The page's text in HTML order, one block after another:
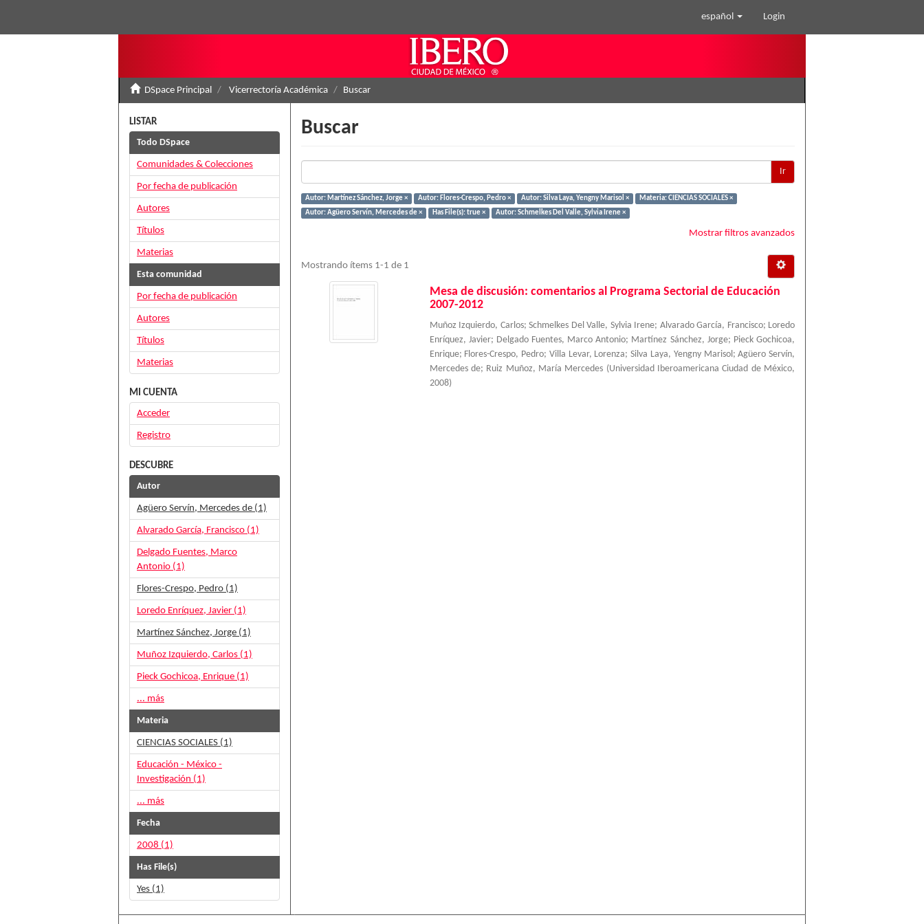
español Login
DSpace Principal Vicerrectoría Académica Buscar
Buscar
Ir
Autor: Martínez Sánchez, Jorge × Autor: Flores-Crespo, Pedro × Autor: Silva Laya, Yengny Marisol ×
Materia: CIENCIAS SOCIALES ×
Autor: Agüero Servín, Mercedes de ×
Has File(s): true × Autor: Schmelkes Del Valle, Sylvia Irene ×
Mostrar filtros avanzados
Mostrando ítems 1-1 de 1
Mesa de discusión: comentarios al Programa Sectorial de Educación
2007-2012
Muñoz Izquierdo, Carlos;Schmelkes Del Valle, Sylvia Irene; Alvarado García, Francisco; Loredo
Enríquez, Javier; Delgado Fuentes, Marco Antonio; Martínez Sánchez, Jorge; Pieck Gochicoa,
Enrique; Flores-Crespo, Pedro; Villa Levar, Lorenza;Silva Laya, Yengny Marisol ;Agüero Servín,
Mercedes de; Ruiz Muñoz, María Mercedes (Universidad Iberoamericana Ciudad de México,
2008)
LISTAR
Todo DSpace
Comunidades & Colecciones
Por fecha de publicación
Autores
Títulos
Materias
Esta comunidad
Por fecha de publicación
Autores
Títulos
Materias
MI CUENTA
Acceder
Registro
DESCUBRE
Autor
Agüero Servín, Mercedes de (1)
Alvarado García, Francisco (1)
Delgado Fuentes, Marco
Antonio (1)
Flores-Crespo, Pedro (1)
Loredo Enríquez, Javier (1)
Martínez Sánchez, Jorge (1)
Muñoz Izquierdo, Carlos (1)
Pieck Gochicoa, Enrique (1)
... más
Materia
CIENCIAS SOCIALES (1)
Educación - México -
Investigación (1)
... más
Fecha
2008 (1)
Has File(s)
Yes (1)